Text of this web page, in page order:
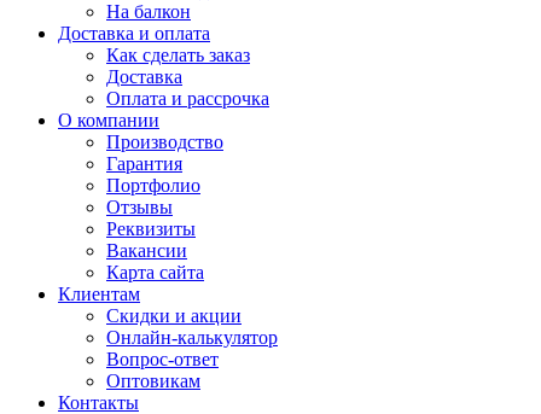
На балкон
Доставка и оплата
Как сделать заказ
Доставка
Оплата и рассрочка
О компании
Производство
Гарантия
Портфолио
Отзывы
Реквизиты
Вакансии
Карта сайта
Клиентам
Скидки и акции
Онлайн-калькулятор
Вопрос-ответ
Оптовикам
Контакты